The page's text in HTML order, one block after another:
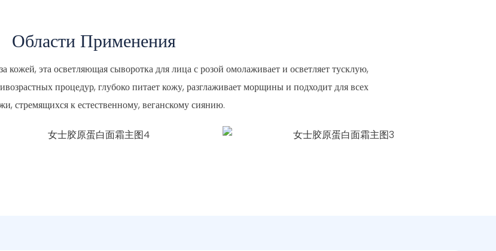
Области Применения
кожей, эта осветляющая сыворотка для лица с розой омолаживает и осветляет тусклую,
процедур, глубоко питает кожу, разглаживает морщины и подходит для всех
стремящихся к естественному, веганскому сиянию.